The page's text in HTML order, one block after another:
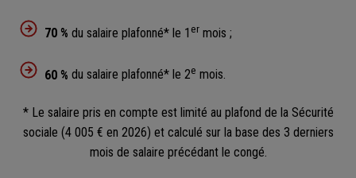
70 % du salaire plafonné* le 1 er mois ;
60 % du salaire plafonné* le 2e mois.
* Le salaire pris en compte est limité au plafond de la Sécurité
sociale (4 005 € en 2026) et calculé sur la base des 3 derniers
mois de salaire précédant le congé.